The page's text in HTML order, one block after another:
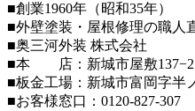
■創業1960年（昭和35年）
■外壁塗装・屋根修理の職人
■奥三河外装 株式会社
■本 店：新城市屋敷137−2
■板金工場：新城市富岡字半
■お客様窓口：0120-827-307